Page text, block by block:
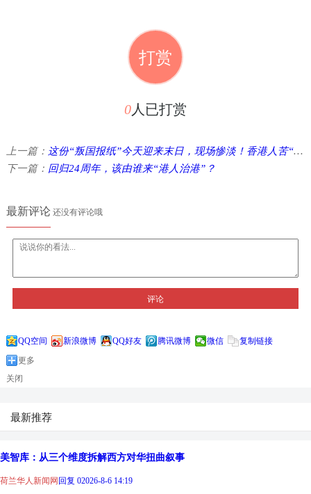
打赏
0人已打赏
上一篇： 这份“叛国报纸”今天迎来末日，现场惨淡！香港人苦“苹果”久矣 ...
下一篇： 回归24周年，该由谁来“港人治港”？
最新评论还没有评论哦
评论
QQ空间 新浪微博 QQ好友 腾讯微博 微信
复制链接
更多
关闭
最新推荐
美智库：从三个维度拆解西方对华扭曲叙事
荷兰华人新闻网回复 02026-8-6 14:19